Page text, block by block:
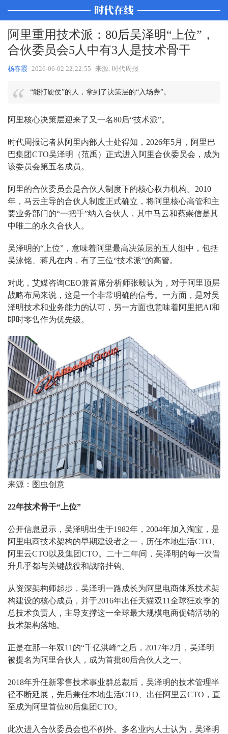
阿里重用技术派：80后吴泽明“上位”，
合伙委员会5人中有3人是技术骨干
杨春霞 2026-06-02 22:22:55 来源: 时代周报
“能打硬仗”的人，拿到了决策层的“入场券”。
阿里核心决策层迎来了又一名80后“技术派”。
时代周报记者从阿里内部人士处得知，2026年5月，阿里巴
巴集团CTO吴泽明（范禹）正式进入阿里合伙委员会，成为
该委员会第五名成员。
阿里的合伙委员会是合伙人制度下的核心权力机构。2010
年，马云主导的合伙人制度正式确立，将阿里核心高管和主
要业务部门的“一把手”纳入合伙人，其中马云和蔡崇信是其
中唯二的永久合伙人。
吴泽明的“上位”，意味着阿里最高决策层的五人组中，包括
吴泳铭、蒋凡在内，有了三位“技术派”的高管。
对此，艾媒咨询CEO兼首席分析师张毅认为，对于阿里顶层
战略布局来说，这是一个非常明确的信号。一方面，是对吴
泽明技术和业务能力的认可，另一方面也意味着阿里把AI和
即时零售作为优先级。
来源：图虫创意
22年技术骨干“上位”
公开信息显示，吴泽明出生于1982年，2004年加入淘宝，是
阿里电商技术架构的早期建设者之一，历任本地生活CTO、
阿里云CTO以及集团CTO。二十二年间，吴泽明的每一次晋
升几乎都与关键战役和战略挂钩。
从资深架构师起步，吴泽明一路成长为阿里电商体系技术架
构建设的核心成员，并于2016年出任天猫双11全球狂欢季的
总技术负责人，主导支撑这一全球最大规模电商促销活动的
技术架构落地。
正是在那一年双11的“千亿洪峰”之后，2017年2月，吴泽明
被提名为阿里合伙人，成为首批80后合伙人之一。
2018年升任新零售技术事业群总裁后，吴泽明的技术管理半
径不断延展，先后兼任本地生活CTO、出任阿里云CTO，直
至成为阿里首位80后集团CTO。
此次进入合伙委员会也不例外。多名业内人士认为，吴泽明